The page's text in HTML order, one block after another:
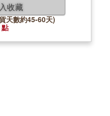
收藏
天數約45-60天)